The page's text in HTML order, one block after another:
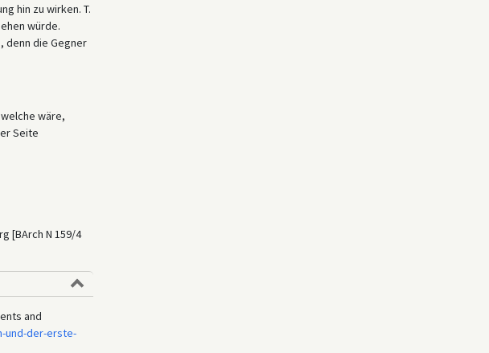
hin zu wirken. T.
würde.
denn die Gegner
wäre,
Seite
[BArch N 159/4
and
und-der-erste-